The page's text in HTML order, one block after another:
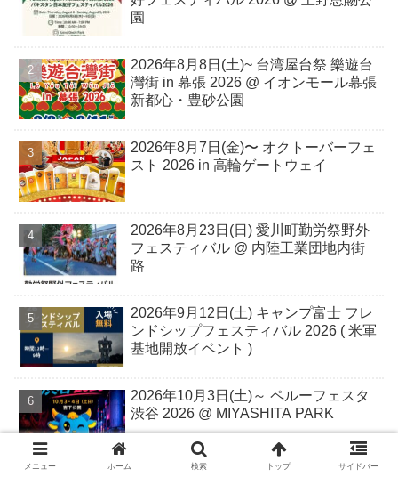
園
2026年8月8日(土)~ 台湾屋台祭 樂遊台
灣街 in 幕張 2026 @ イオンモール幕張
新都心・豊砂公園
2026年8月7日(金)〜 オクトーバーフェ
スト 2026 in 高輪ゲートウェイ
2026年8月23日(日) 愛川町勤労祭野外
フェスティバル @ 内陸工業団地内街
路
2026年9月12日(土) キャンプ富士 フレ
ンドシップフェスティバル 2026 ( 米軍
基地開放イベント )
2026年10月3日(土)～ ペルーフェスタ
渋谷 2026 @ MIYASHITA PARK
メニュー ホーム 検索 トップ サイドバー